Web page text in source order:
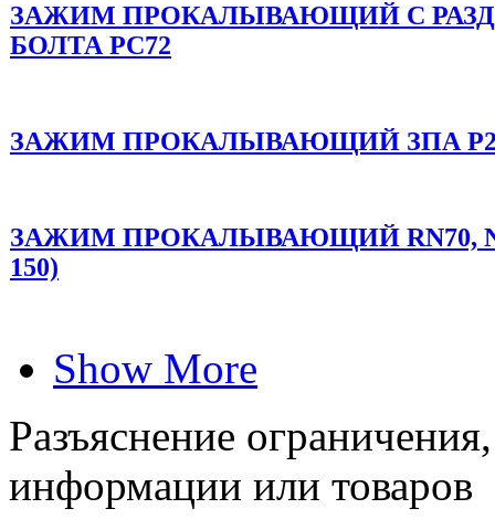
ЗАЖИМ ПРОКАЛЫВАЮЩИЙ C
БОЛТА PC72
ЗАЖИМ ПРОКАЛЫВАЮЩИЙ ЗПА
ЗАЖИМ ПРОКАЛЫВАЮЩИЙ RN70, NF
150)
Show More
Разъяснение
информации или товаров